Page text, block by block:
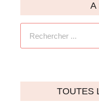
A
TOUTES